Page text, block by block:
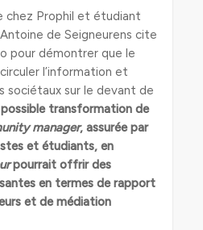
chez Prophil et étudiant
de Seigneurens cite
pour démontrer que le
l’information et
sociétaux sur le devant de
possible transformation de
manager, assurée par
et étudiants, en
pourrait offrir des
en termes de rapport
et de médiation